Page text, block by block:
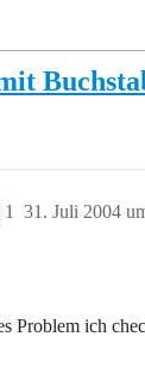
31. Juli 2004
1
Problem ich